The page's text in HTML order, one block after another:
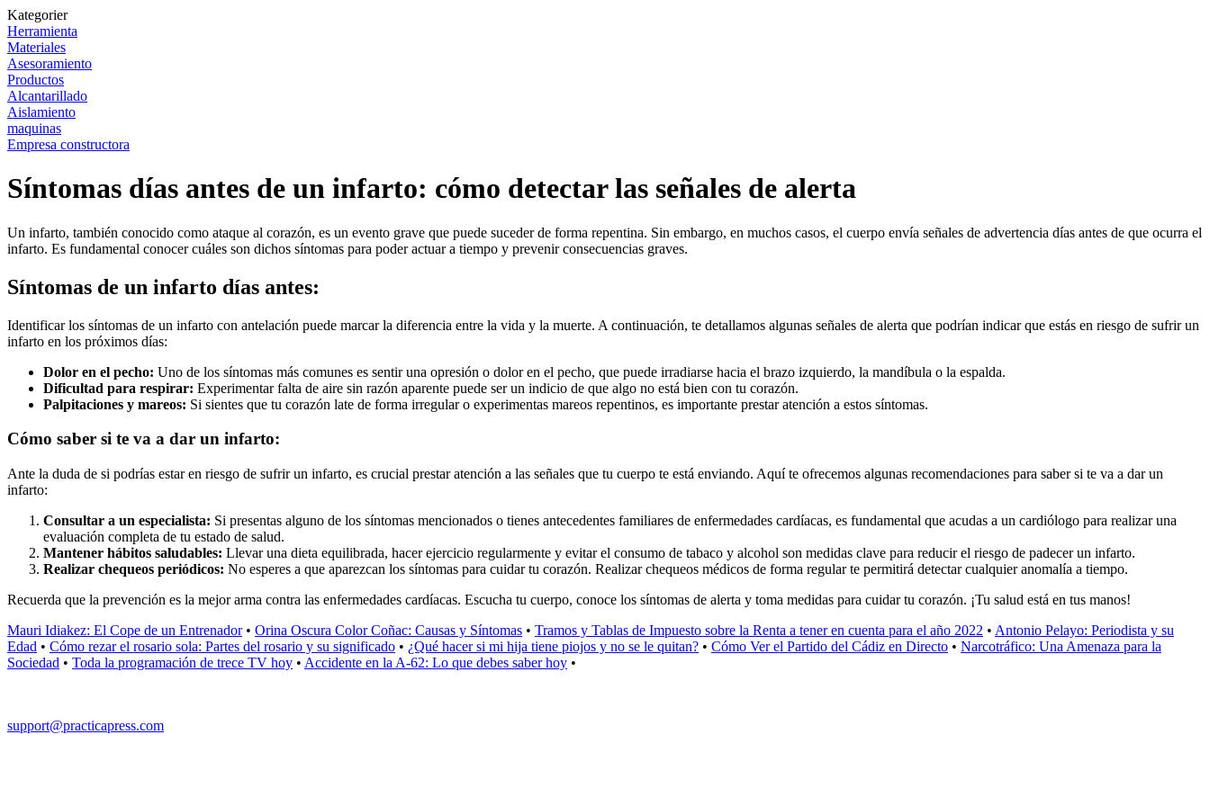
Kategorier
Herramienta
Materiales
Asesoramiento
Productos
Alcantarillado
Aislamiento
maquinas
Empresa constructora
Síntomas días antes de un infarto: cómo detectar las señales de alerta
Un infarto, también conocido como ataque al corazón, es un evento grave que puede suceder de forma repentina. Sin embargo, en muchos casos, el cuerpo envía señales de advertencia días antes de que ocurra el
infarto. Es fundamental conocer cuáles son dichos síntomas para poder actuar a tiempo y prevenir consecuencias graves.
Síntomas de un infarto días antes:
Identificar los síntomas de un infarto con antelación puede marcar la diferencia entre la vida y la muerte. A continuación, te detallamos algunas señales de alerta que podrían indicar que estás en riesgo de sufrir un
infarto en los próximos días:
Dolor en el pecho: Uno de los síntomas más comunes es sentir una opresión o dolor en el pecho, que puede irradiarse hacia el brazo izquierdo, la mandíbula o la espalda.
Dificultad para respirar: Experimentar falta de aire sin razón aparente puede ser un indicio de que algo no está bien con tu corazón.
Palpitaciones y mareos: Si sientes que tu corazón late de forma irregular o experimentas mareos repentinos, es importante prestar atención a estos síntomas.
Cómo saber si te va a dar un infarto:
Ante la duda de si podrías estar en riesgo de sufrir un infarto, es crucial prestar atención a las señales que tu cuerpo te está enviando. Aquí te ofrecemos algunas recomendaciones para saber si te va a dar un
infarto:
Consultar a un especialista: Si presentas alguno de los síntomas mencionados o tienes antecedentes familiares de enfermedades cardíacas, es fundamental que acudas a un cardiólogo para realizar una
evaluación completa de tu estado de salud.
Mantener hábitos saludables: Llevar una dieta equilibrada, hacer ejercicio regularmente y evitar el consumo de tabaco y alcohol son medidas clave para reducir el riesgo de padecer un infarto.
Realizar chequeos periódicos: No esperes a que aparezcan los síntomas para cuidar tu corazón. Realizar chequeos médicos de forma regular te permitirá detectar cualquier anomalía a tiempo.
Recuerda que la prevención es la mejor arma contra las enfermedades cardíacas. Escucha tu cuerpo, conoce los síntomas de alerta y toma medidas para cuidar tu corazón. ¡Tu salud está en tus manos!
Mauri Idiakez: El Cope de un Entrenador• Orina Oscura Color Coñac: Causas y Síntomas • Tramos y Tablas de Impuesto sobre la Renta a tener en cuenta para el año 2022 • Antonio Pelayo: Periodista y su
Edad • Cómo rezar el rosario sola: Partes del rosario y su significado • ¿Qué hacer si mi hija tiene piojos y no se le quitan? • Cómo Ver el Partido del Cádiz en Directo • Narcotráfico: Una Amenaza para la
Sociedad • Toda la programación de trece TV hoy • Accidente en la A-62: Lo que debes saber hoy •
support@practicapress.com